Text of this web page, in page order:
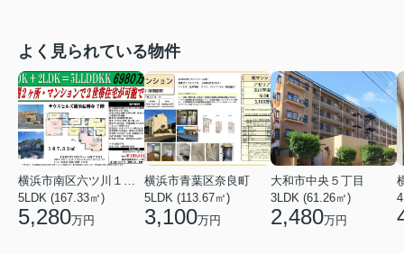
よく見られている物件
横浜市南区六ツ川１丁目
5LDK (167.33㎡)
5,280万円
横浜市青葉区奈良町
5LDK (113.67㎡)
3,100万円
大和市中央５丁目
3LDK (61.26㎡)
2,480万円